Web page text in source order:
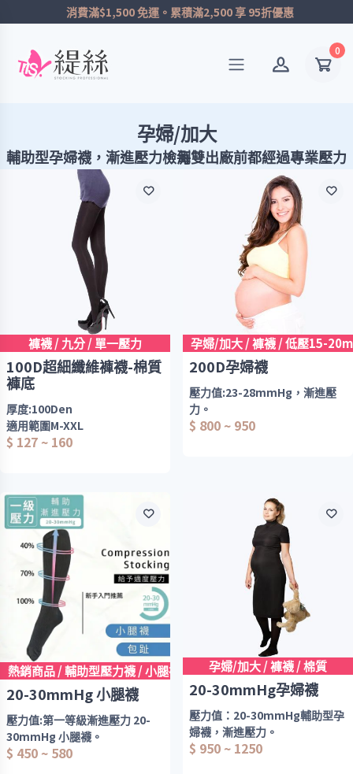
消費滿$1,500 免運。累積滿2,500 享 95折優惠
0
孕婦/加大
輔助型孕婦襪，漸進壓力，每雙出廠前都經過專業壓力檢測
褲襪 / 九分 / 單一壓力
100D超細纖維褲襪-棉質
褲底
厚度:100Den
適用範圍M-XXL
臀圍:85-112cm 超過100cm請
款式:包趾/九分/踩腳
男女皆適用，舒適內搭四季皆宜
立體剪裁，超細纖褲襪
顯瘦內搭褲襪
$ 127 ~ 160
孕婦/加大 / 褲襪 / 低壓15-
200D孕婦襪
壓力值:23-28mmHg，漸進壓
力。
厚度:200Den
孕婦專用舒壓褲襪
專為孕期設計，緩解腿部沉
重感與水腫困擾
科學分段壓力設計
由腳踝向上漸進加壓，促進
循環、減輕腿部疲勞
$ 800 ~ 950
熱銷商品 / 輔助型壓力襪 / 小腿襪
20-30mmHg 小腿襪
壓力值:第一等級漸進壓力 20-
30mmHg 小腿襪。
$ 450 ~ 580
孕婦/加大 / 褲襪 / 棉質
20-30mmHg孕婦襪
壓力值：20-30mmHg輔助型孕
婦襪，漸進壓力。
厚度：280Den
$ 950 ~ 1250